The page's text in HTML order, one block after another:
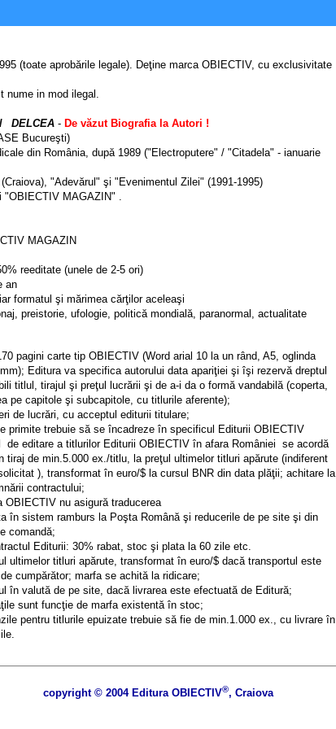
(toate aprobările legale). Deţine marca OBIECTIV, cu exclusivitate
nume in mod ilegal.
DELCEA - De văzut Biografia la Autori !
Bucureşti)
din România, după 1989 ("Electroputere" / "Citadela" - ianuarie
"Adevărul" şi "Evenimentul Zilei" (1991-1995)
"OBIECTIV MAGAZIN" .
MAGAZIN
reeditate (unele de 2-5 ori)
an
formatul şi mărimea cărţilor aceleaşi
preistorie, ufologie, politică mondială, paranormal, actualitate
pagini carte tip OBIECTIV (Word arial 10 la un rând, A5, oglinda
Editura va specifica autorului data apariţiei şi îşi rezervă dreptul
titlul, tirajul şi preţul lucrării şi de a-i da o formă vandabilă (coperta,
pe capitole şi subcapitole, cu titlurile aferente);
de lucrări, cu acceptul editurii titulare;
primite trebuie să se încadreze în specificul Editurii OBIECTIV
de editare a titlurilor Editurii OBIECTIV în afara României se acordă
tiraj de min.5.000 ex./titlu, la preţul ultimelor titluri apărute (indiferent
), transformat în euro/$ la cursul BNR din data plăţii; achitare la
contractului;
OBIECTIV nu asigură traducerea
în sistem ramburs la Poşta Română şi reducerile de pe site şi din
comandă;
Editurii: 30% rabat, stoc şi plata la 60 zile etc.
ultimelor titluri apărute, transformat în euro/$ dacă transportul este
cumpărător; marfa se achită la ridicare;
în valută de pe site, dacă livrarea este efectuată de Editură;
sunt funcţie de marfa existentă în stoc;
pentru titlurile epuizate trebuie să fie de min.1.000 ex., cu livrare în
copyright © 2004 Editura OBIECTIV®, Craiova